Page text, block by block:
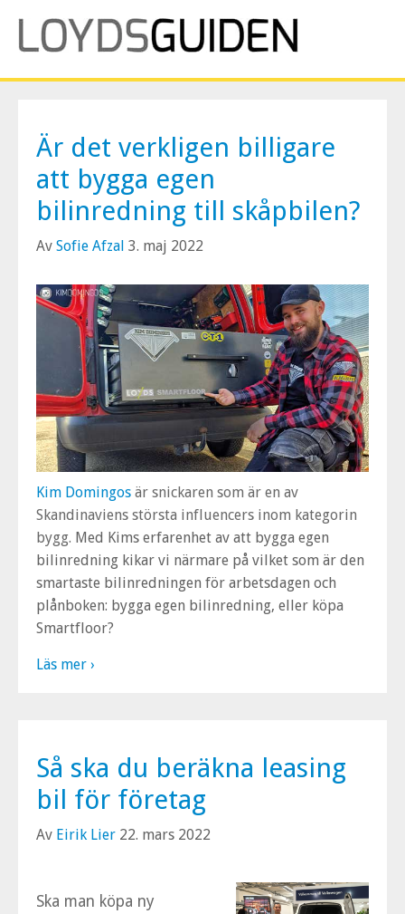
Är det verkligen billigare
att bygga egen
bilinredning till skåpbilen?
Av Sofie Afzal 3. maj 2022
Kim Domingos är snickaren som är en av
Skandinaviens största influencers inom kategorin
bygg. Med Kims erfarenhet av att bygga egen
bilinredning kikar vi närmare på vilket som är den
smartaste bilinredningen för arbetsdagen och
plånboken: bygga egen bilinredning, eller köpa
Smartfloor?
Läs mer ›
Så ska du beräkna leasing
bil för företag
Av Eirik Lier 22. mars 2022
Ska man köpa ny